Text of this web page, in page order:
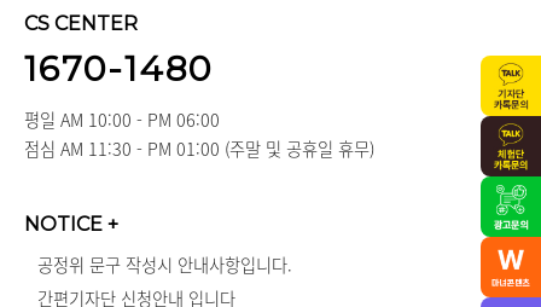
CS CENTER
1670-1480
평일 AM 10:00 - PM 06:00
점심 AM 11:30 - PM 01:00 (주말 및 공휴일 휴무)
NOTICE +
공정위 문구 작성시 안내사항입니다.
간편기자단 신청안내 입니다